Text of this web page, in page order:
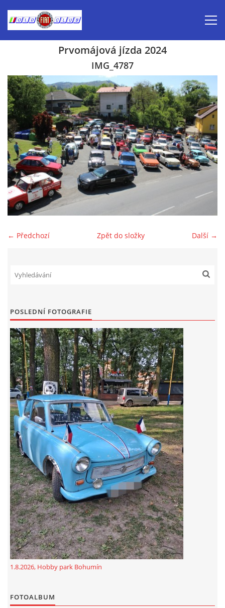
Inzerce prodej
Aktuálně-pozvánky
Kalendář veteránských akcí 2026
Prvomájová jízda 2026
Old Fiat Club historie
Old Fiat Club kontakty
Poháry a ceny členů klubu
Vývozy a osvědčení
Benzín - Čas bioblaženosti přichází
Moderní nafta
Stanovy Old Fiat Clubu, z. s.
GDPR
oldfiatclub@seznam.cz |RSS
Prvomájová jízda 2024
IMG_4787
← Předchozí Další →
Zpět do složky
POSLEDNÍ FOTOGRAFIE
1.8.2026, Hobby park Bohumín
FOTOALBUM